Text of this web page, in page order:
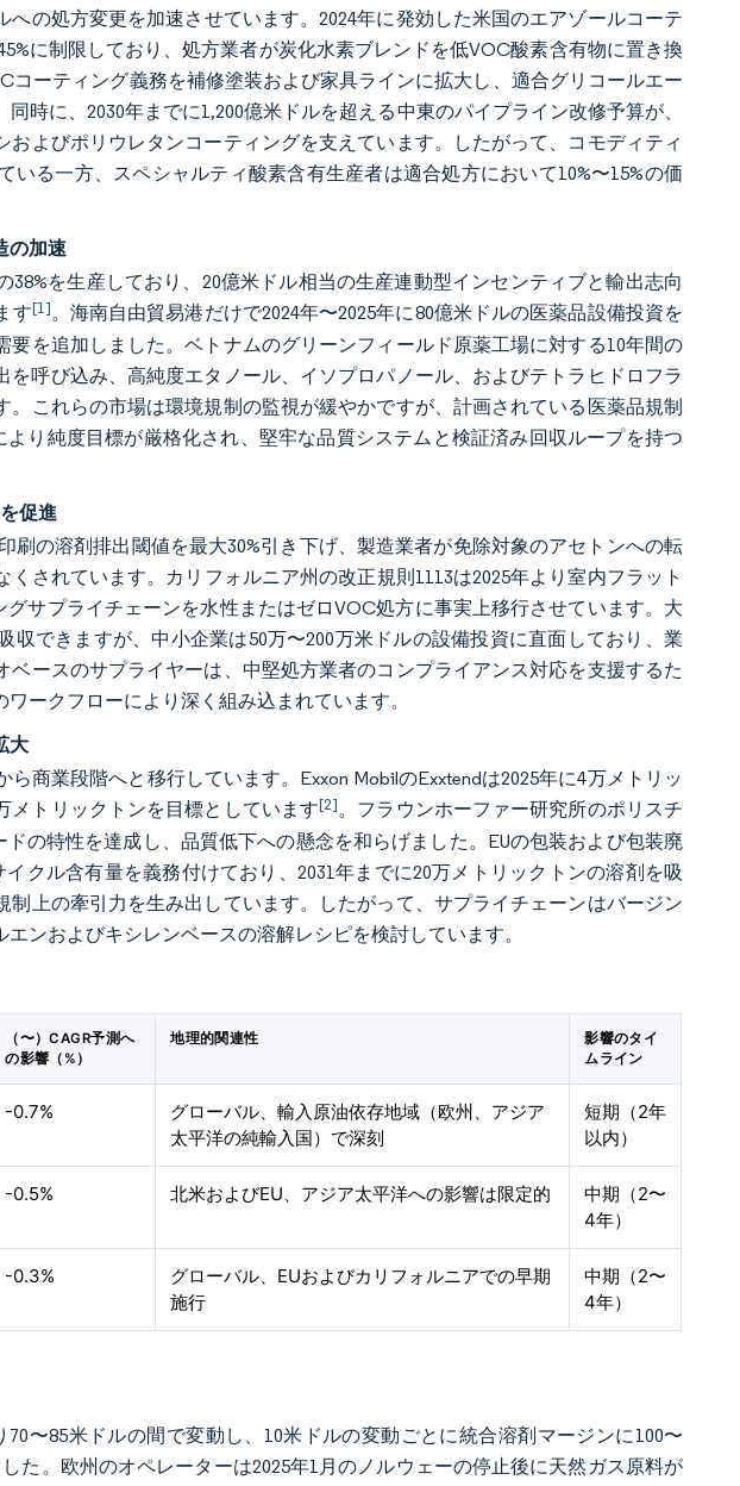
への処方変更を加速させています。2024年に発効した米国のエアゾールコーテ
に制限しており、処方業者が炭化水素ブレンドを低VOC酸素含有物に置き換
コーティング義務を補修塗装および家具ラインに拡大し、適合グリコールエー
時に、2030年までに1,200億米ドルを超える中東のパイプライン改修予算が、
よびポリウレタンコーティングを支えています。したがって、コモディティ
る一方、スペシャルティ酸素含有生産者は適合処方において10%〜15%の価
の加速
を生産しており、20億米ドル相当の生産連動型インセンティブと輸出志向
す[1]。海南自由貿易港だけで2024年〜2025年に80億米ドルの医薬品設備投資を
を追加しました。ベトナムのグリーンフィールド原薬工場に対する10年間の
を呼び込み、高純度エタノール、イソプロパノール、およびテトラヒドロフラ
これらの市場は環境規制の監視が緩やかですが、計画されている医薬品規制
り純度目標が厳格化され、堅牢な品質システムと検証済み回収ループを持つ
促進
刷の溶剤排出閾値を最大30%引き下げ、製造業者が免除対象のアセトンへの転
されています。カリフォルニア州の改正規則1113は2025年より室内フラット
サプライチェーンを水性またはゼロVOC処方に事実上移行させています。大
収できますが、中小企業は50万〜200万米ドルの設備投資に直面しており、業
ースのサプライヤーは、中堅処方業者のコンプライアンス対応を支援するた
ークフローにより深く組み込まれています。
大
商業段階へと移行しています。Exxon MobilのExxtendは2025年に4万メトリッ
メトリックトンを目標としています[2]。フラウンホーファー研究所のポリスチ
の特性を達成し、品質低下への懸念を和らげました。EUの包装および包装廃
クル含有量を義務付けており、2031年までに20万メトリックトンの溶剤を吸
上の牽引力を生み出しています。したがって、サプライチェーンはバージン
ンおよびキシレンベースの溶解レシピを検討しています。
（〜）CAGR予測へ
の影響（%）
地理的関連性
影響のタイ
ムライン
-0.7%
グローバル、輸入原油依存地域（欧州、アジア
太平洋の純輸入国）で深刻
短期（2年
以内）
-0.5% 北米およびEU、アジア太平洋への影響は限定的
中期（2〜
4年）
-0.3%
グローバル、EUおよびカリフォルニアでの早期
施行
中期（2〜
4年）
〜85米ドルの間で変動し、10米ドルの変動ごとに統合溶剤マージンに100〜
た。欧州のオペレーターは2025年1月のノルウェーの停止後に天然ガス原料が